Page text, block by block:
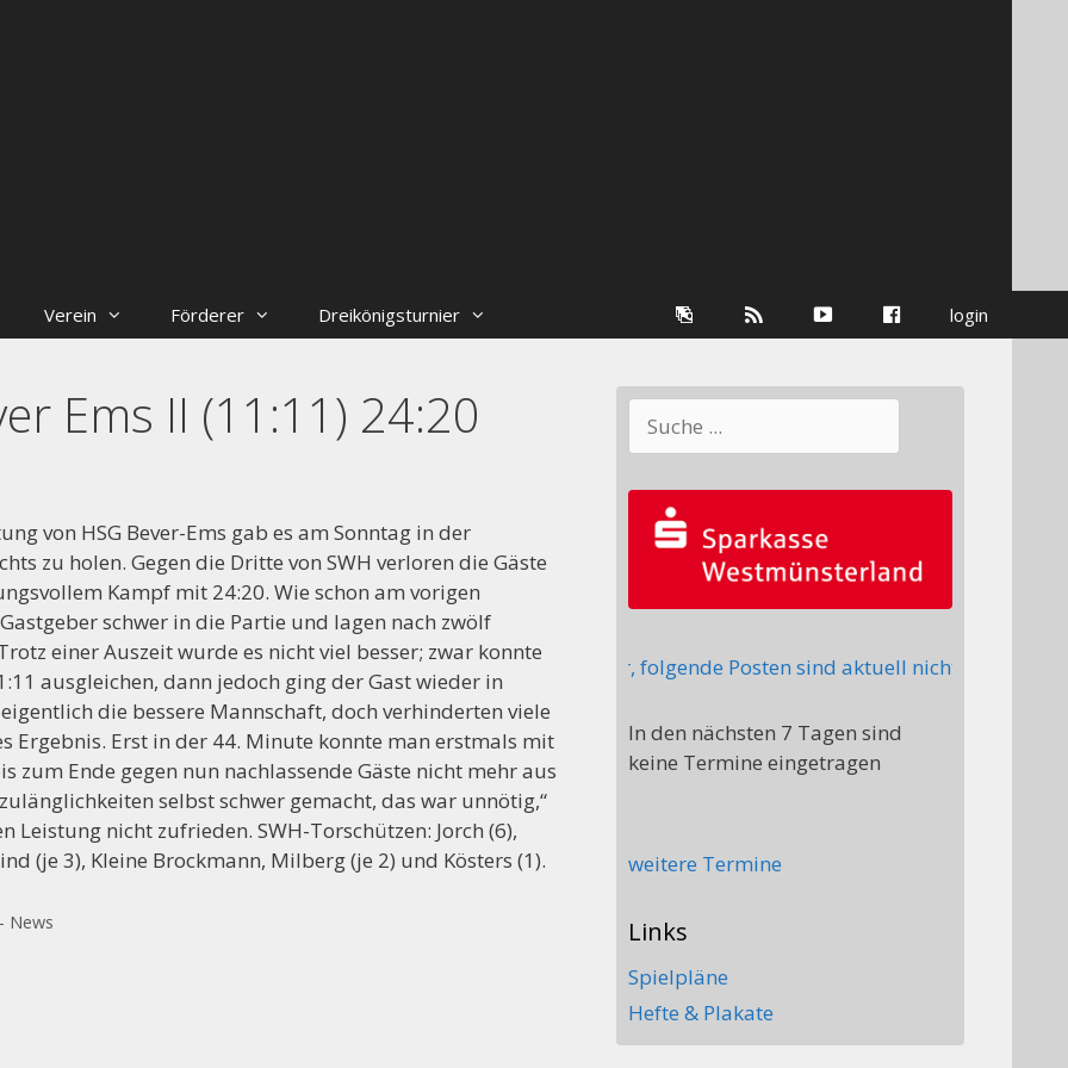
Verein Förderer Dreikönigsturnier login
Facebook
youtube
Galerie
Ems II (11:11) 24:20
von HSG Bever-Ems gab es am Sonntag in der
zu holen. Gegen die Dritte von SWH verloren die Gäste
Kampf mit 24:20. Wie schon am vorigen
schwer in die Partie und lagen nach zwölf
einer Auszeit wurde es nicht viel besser; zwar konnte
ausgleichen, dann jedoch ging der Gast wieder in
die bessere Mannschaft, doch verhinderten viele
Ergebnis. Erst in der 44. Minute konnte man erstmals mit
zum Ende gegen nun nachlassende Gäste nicht mehr aus
selbst schwer gemacht, das war unnötig,“
nicht zufrieden. SWH-Torschützen: Jorch (6),
(je 3), Kleine Brockmann, Milberg (je 2) und Kösters (1).
News
++++ Der Vorstand der Handballabteilung sucht Mitstreiter, folgende Posten sind aktuell nicht besetzt:
In den nächsten 7 Tagen sind
keine Termine eingetragen
weitere Termine
Links
Spielpläne
Hefte & Plakate